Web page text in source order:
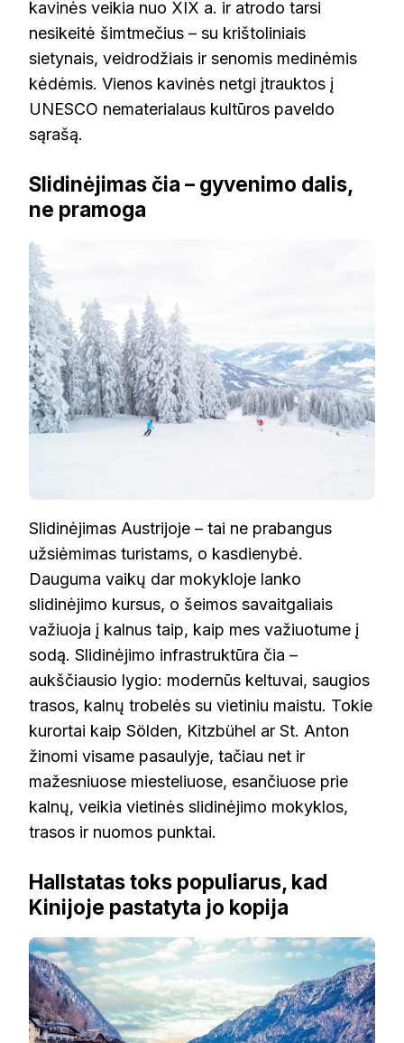
kavinės veikia nuo XIX a. ir atrodo tarsi
nesikeitė šimtmečius – su krištoliniais
sietynais, veidrodžiais ir senomis medinėmis
kėdėmis. Vienos kavinės netgi įtrauktos į
UNESCO nematerialaus kultūros paveldo
sąrašą.
Slidinėjimas čia – gyvenimo dalis,
ne pramoga
Slidinėjimas Austrijoje – tai ne prabangus
užsiėmimas turistams, o kasdienybė.
Dauguma vaikų dar mokykloje lanko
slidinėjimo kursus, o šeimos savaitgaliais
važiuoja į kalnus taip, kaip mes važiuotume į
sodą. Slidinėjimo infrastruktūra čia –
aukščiausio lygio: modernūs keltuvai, saugios
trasos, kalnų trobelės su vietiniu maistu. Tokie
kurortai kaip Sölden, Kitzbühel ar St. Anton
žinomi visame pasaulyje, tačiau net ir
mažesniuose miesteliuose, esančiuose prie
kalnų, veikia vietinės slidinėjimo mokyklos,
trasos ir nuomos punktai.
Hallstatas toks populiarus, kad
Kinijoje pastatyta jo kopija